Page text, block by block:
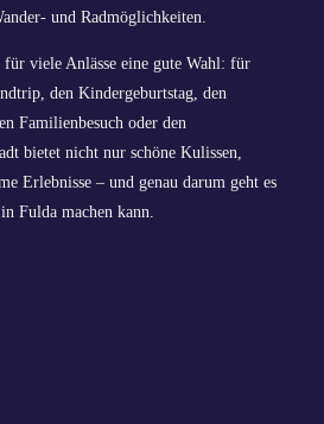
und Radmöglichkeiten.
für viele Anlässe eine gute Wahl: für
den Kindergeburtstag, den
Familienbesuch oder den
bietet nicht nur schöne Kulissen,
Erlebnisse – und genau darum geht es
Fulda machen kann.